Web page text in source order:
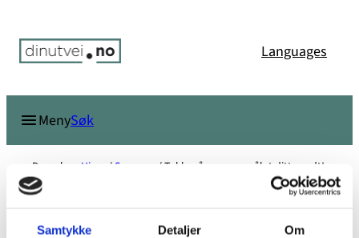
Samtykke Detaljer Om
innhold
Languages
MenySøk
Du er her: Hjem / Spør oss /Takk, nå er spørsmålet ditt sendt!
Takk, nå er spørsmålet ditt sendt!